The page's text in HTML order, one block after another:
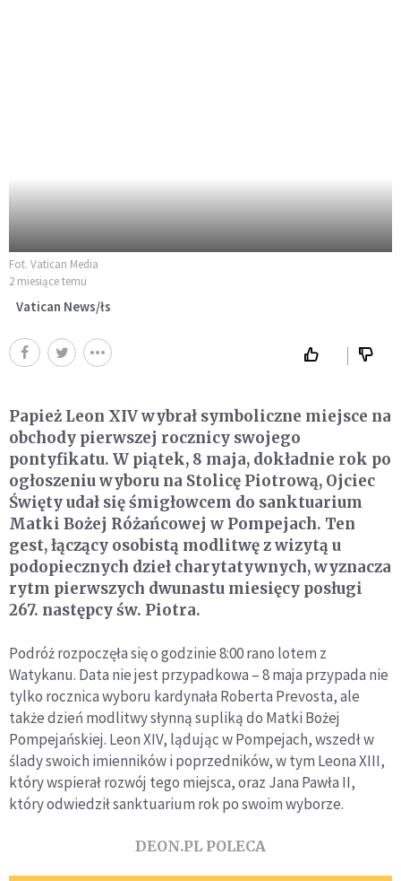
Fot. Vatican Media
2 miesiące temu
Vatican News/łs
Papież Leon XIV wybrał symboliczne miejsce na
obchody pierwszej rocznicy swojego
pontyfikatu. W piątek, 8 maja, dokładnie rok po
ogłoszeniu wyboru na Stolicę Piotrową, Ojciec
Święty udał się śmigłowcem do sanktuarium
Matki Bożej Różańcowej w Pompejach. Ten
gest, łączący osobistą modlitwę z wizytą u
podopiecznych dzieł charytatywnych, wyznacza
rytm pierwszych dwunastu miesięcy posługi
267. następcy św. Piotra.
Podróż rozpoczęła się o godzinie 8:00 rano lotem z
Watykanu. Data nie jest przypadkowa – 8 maja przypada nie
tylko rocznica wyboru kardynała Roberta Prevosta, ale
także dzień modlitwy słynną supliką do Matki Bożej
Pompejańskiej. Leon XIV, lądując w Pompejach, wszedł w
ślady swoich imienników i poprzedników, w tym Leona XIII,
który wspierał rozwój tego miejsca, oraz Jana Pawła II,
który odwiedził sanktuarium rok po swoim wyborze.
DEON.PL POLECA